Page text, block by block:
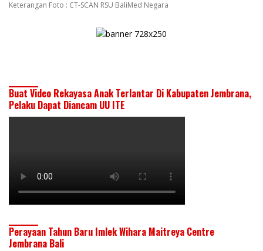
Keterangan Foto : CT-SCAN RSU BaliMed Negara
Buat Video Rekayasa Anak Terlantar Di Kabupaten Jembrana,
Pelaku Dapat Diancam UU ITE
Perayaan Tahun Baru Imlek Wihara Maitreya Centre
Jembrana Bali